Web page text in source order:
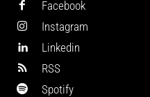
Facebook
Instagram
Linkedin
RSS
Spotify